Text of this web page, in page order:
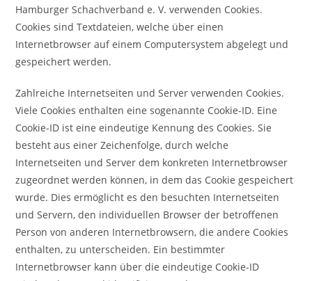
Hamburger Schachverband e. V. verwenden Cookies.
Cookies sind Textdateien, welche über einen
Internetbrowser auf einem Computersystem abgelegt und
gespeichert werden.
Zahlreiche Internetseiten und Server verwenden Cookies.
Viele Cookies enthalten eine sogenannte Cookie-ID. Eine
Cookie-ID ist eine eindeutige Kennung des Cookies. Sie
besteht aus einer Zeichenfolge, durch welche
Internetseiten und Server dem konkreten Internetbrowser
zugeordnet werden können, in dem das Cookie gespeichert
wurde. Dies ermöglicht es den besuchten Internetseiten
und Servern, den individuellen Browser der betroffenen
Person von anderen Internetbrowsern, die andere Cookies
enthalten, zu unterscheiden. Ein bestimmter
Internetbrowser kann über die eindeutige Cookie-ID